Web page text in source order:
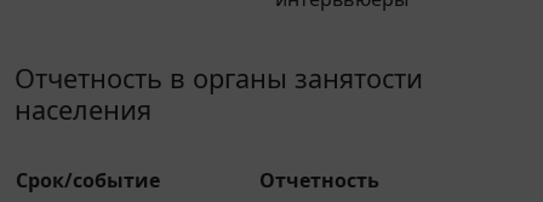
Отчетность в органы занятости
населения
Срок/событие
Отчетность